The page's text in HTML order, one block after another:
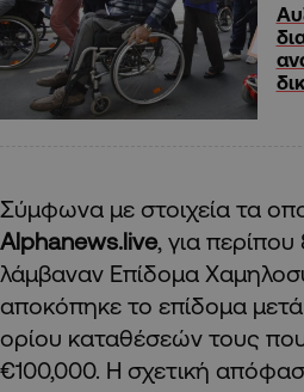
Σύμφωνα με στοιχεία τα
Alphanews.live, για
λάμβαναν Επίδομα
αποκόπηκε το επίδομα
ορίου καταθέσεών τους
€100,000. Η σχετική